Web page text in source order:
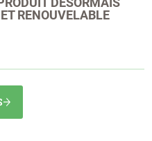
RENOUVELABLE